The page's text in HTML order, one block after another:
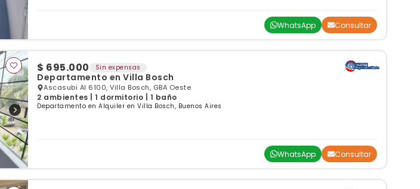
WhatsApp Consultar
$ 695.000 Sin expensas
Departamento en Villa Bosch
Ascasubi Al 6100, Villa Bosch, GBA Oeste
2 ambientes | 1 dormitorio | 1 baño
Departamento en Alquiler en Villa Bosch, Buenos Aires
WhatsApp Consultar